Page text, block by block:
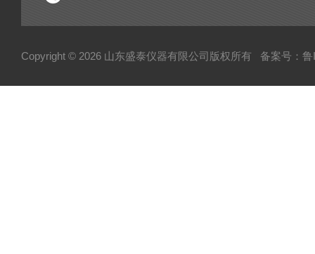
Copyright © 2026 山东盛泰仪器有限公司版权所有 备案号：